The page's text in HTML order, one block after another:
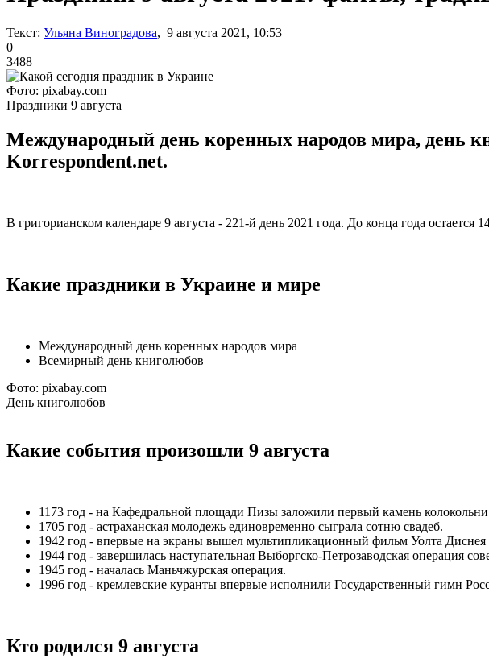
Текст: Ульяна Виноградова, 9 августа 2021, 10:53
0
3488
Фото: pixabay.com
Праздники 9 августа
Международный день коренных народов мира, день
Korrespondent.net.
В григорианском календаре 9 августа - 221-й день 2021 года. До конца года остается
Какие праздники в Украине и мире
Международный день коренных народов мира
Всемирный день книголюбов
Фото: pixabay.com
День книголюбов
Какие события произошли 9 августа
1173 год - на Кафедральной площади Пизы заложили первый камень
1705 год - астраханская молодежь единовременно сыграла сотню свадеб.
1942 год - впервые на экраны вышел мультипликационный фильм Уолта Диснея
1944 год - завершилась наступательная Выборгско-Петрозаводская операция
1945 год - началась Маньчжурская операция.
1996 год - кремлевские куранты впервые исполнили Государственный гимн
Кто родился 9 августа